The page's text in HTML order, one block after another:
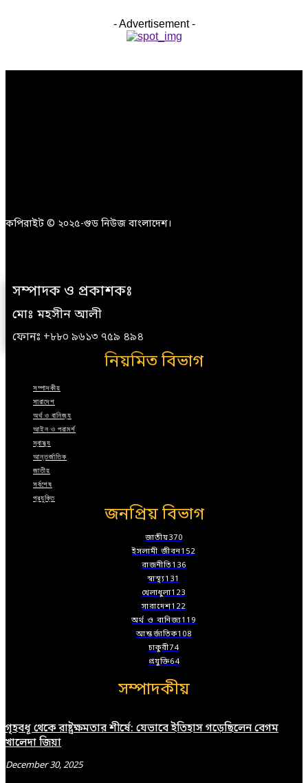
- Advertisement -
কপিরাইট © ২০২৫-গুড নিউজ বাংলাদেশ।
সম্পাদক ও প্রকাশকঃ
মোঃ মহসীন আলী
ফোনঃ +৮৮০ ৯৬১৩ ৭৫৯ ৪৯৪
নিয়মিত বিভাগ
সম্পাদকীয়
সারাদেশ
অর্থ ও বানিজ্য
আইন ও পরামর্শ
স্বাস্থ্য
আন্তর্জাতিক
জাতীয়
সর্বশেষ
প্রযুক্তি
জনপ্রিয় বিভাগ
জাতীয়370
ইসলামী জীবন152
রাজনীতি136
স্বাস্থ্য131
খেলাধুলা123
সারাদেশ122
অর্থ ও বানিজ্য119
আন্তর্জাতিক108
চাকুরী74
প্রযুক্তি64
সম্পাদকীয়
গৃহবধূ থেকে রাষ্ট্রক্ষমতার শীর্ষে: যেভাবে ইতিহাস গড়েছিলেন বেগম
খালেদা জিয়া
December 30, 2025